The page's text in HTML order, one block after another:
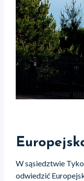
W sąsiedztwie
odwiedzić